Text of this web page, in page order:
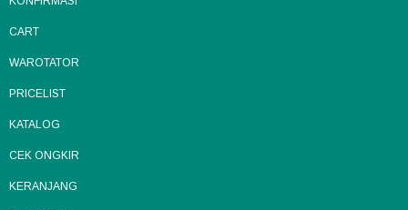
CART
WAROTATOR
PRICELIST
KATALOG
CEK ONGKIR
KERANJANG